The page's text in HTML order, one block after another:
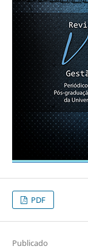
PDF
Publicado